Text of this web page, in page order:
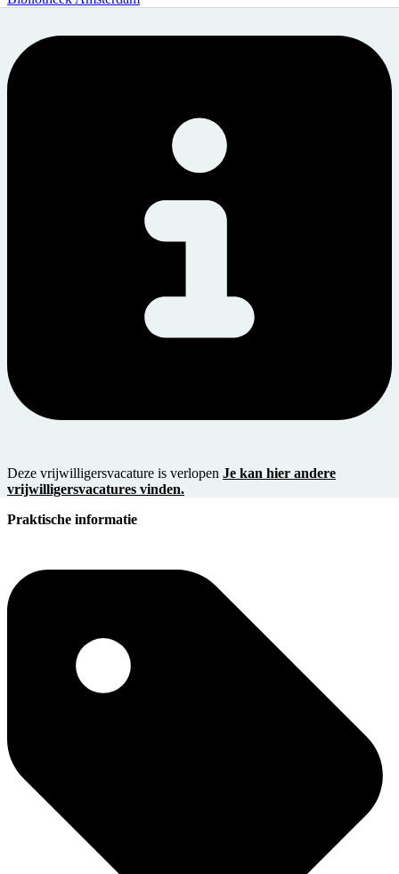
Deze vrijwilligersvacature is verlopen Je kan hier andere
vrijwilligersvacatures vinden.
Praktische informatie